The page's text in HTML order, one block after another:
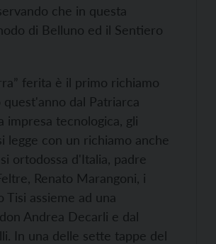
che in questa
di Belluno ed il Sentiero
ferita è il primo richiamo
dal Patriarca
impresa tecnologica, gli
legge con un richiamo anche
ortodossa d'Italia, padre
Renato Marangoni, i
assieme ad una
Andrea Decarli e dal
In una delle sette tappe del